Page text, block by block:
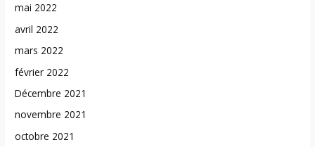
mai 2022
avril 2022
mars 2022
février 2022
Décembre 2021
novembre 2021
octobre 2021